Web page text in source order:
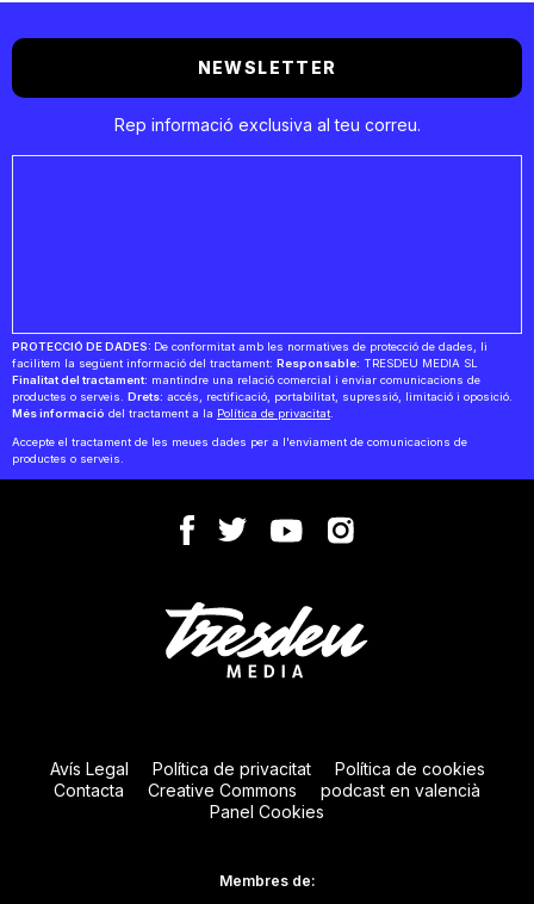
NEWSLETTER
Rep informació exclusiva al teu correu.
PROTECCIÓ DE DADES: De conformitat amb les normatives de protecció de dades, li
facilitem la següent informació del tractament: Responsable: TRESDEU MEDIA SL
Finalitat del tractament: mantindre una relació comercial i enviar comunicacions de
productes o serveis. Drets: accés, rectificació, portabilitat, supressió, limitació i oposició.
Més informació del tractament a la Política de privacitat
Accepte el tractament de les meues dades per a l'enviament de comunicacions de
productes o serveis.
Avís Legal Política de privacitat
Política de cookies
Contacta
Creative Commons
podcast en valencià
Panel Cookies
Membres de: